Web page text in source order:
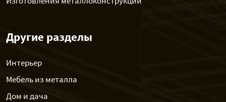
Другие разделы
Интерьер
Мебель из металла
Дом и дача